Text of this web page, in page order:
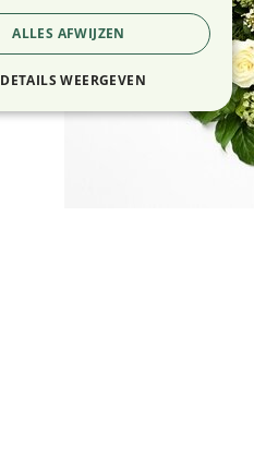
ALLES AFWIJZEN
DETAILS WEERGEVEN